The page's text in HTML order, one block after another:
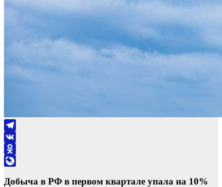
Telegram
VK
Odnoklassniki
Добыча в РФ в первом квартале упала на 10%